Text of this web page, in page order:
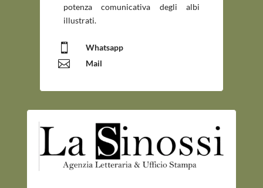
potenza comunicativa degli albi
illustrati.
 Whatsapp
 Mail